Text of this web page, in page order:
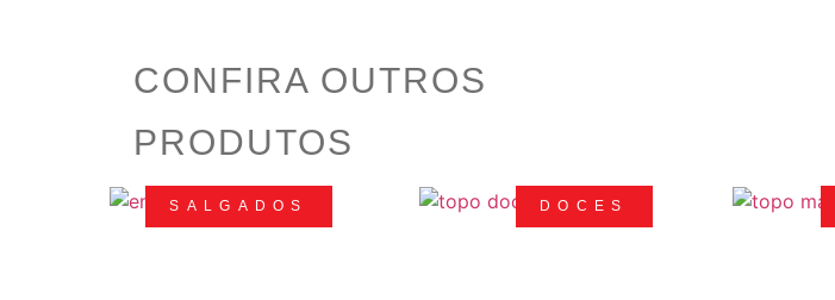
CONFIRA OUTROS
PRODUTOS
SALGADOS DOCES